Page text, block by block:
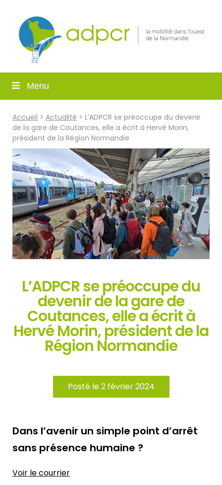
Menu
Accueil > Actualité > L’ADPCR se préoccupe du devenir
de la gare de Coutances, elle a écrit à Hervé Morin,
président de la Région Normandie
L’ADPCR se préoccupe du
devenir de la gare de
Coutances, elle a écrit à
Hervé Morin, président de la
Région Normandie
Posté le 2 février 2024
Dans l’avenir un simple point d’arrêt
sans présence humaine ?
Voir le courrier